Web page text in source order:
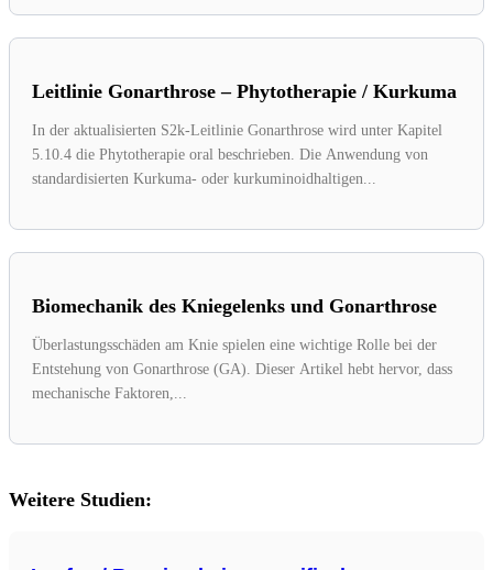
Leitlinie Gonarthrose – Phytotherapie / Kurkuma
In der aktualisierten S2k-Leitlinie Gonarthrose wird unter Kapitel
5.10.4 die Phytotherapie oral beschrieben. Die Anwendung von
standardisierten Kurkuma- oder kurkuminoidhaltigen...
Biomechanik des Kniegelenks und Gonarthrose
Überlastungsschäden am Knie spielen eine wichtige Rolle bei der
Entstehung von Gonarthrose (GA). Dieser Artikel hebt hervor, dass
mechanische Faktoren,...
Weitere Studien: